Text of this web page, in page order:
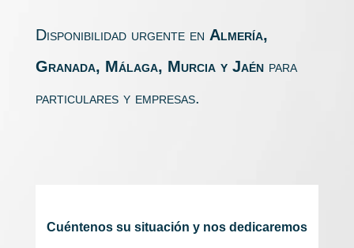
Disponibilidad urgente en Almería,
Granada, Málaga, Murcia y Jaénpara
particulares y empresas.
Cuéntenos su situación y nos dedicaremos